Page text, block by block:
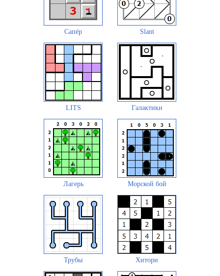
Сапёр Slant
LITS Галактики
Лагерь Морской бой
Трубы Хитори